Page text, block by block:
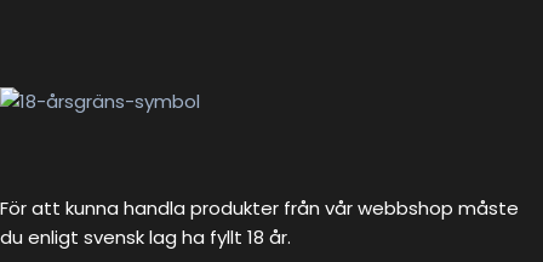
För att kunna handla produkter från vår webbshop måste
du enligt svensk lag ha fyllt 18 år.